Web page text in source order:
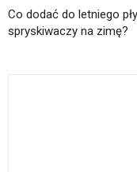
Co dodać do letniego
spryskiwaczy na zimę?